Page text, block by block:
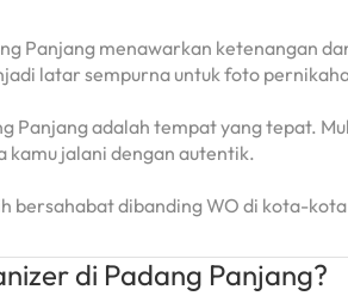
Panjang menawarkan ketenangan
latar sempurna untuk foto
Panjang adalah tempat yang tepat.
kamu jalani dengan autentik.
bersahabat dibanding WO di kota-
di Padang Panjang?